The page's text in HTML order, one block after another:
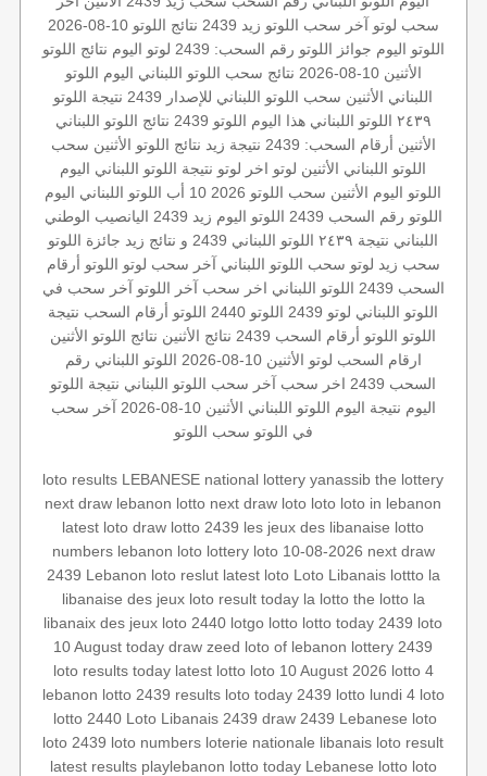
سحب لوتو آخر سحب اللوتو زيد 2439
نتائج اللوتو 10-08-2026
اللوتو اليوم جوائز اللوتو رقم السحب: 2439 لوتو اليوم نتائج اللوتو
الأثنين 10-08-2026
نتائج سحب اللوتو اللبناني اليوم اللوتو
اللبناني الأثنين سحب اللوتو اللبناني للإصدار 2439
نتيجة اللوتو
٢٤٣٩ اللوتو اللبناني هذا اليوم اللوتو 2439
نتائج اللوتو اللبناني
الأثنين أرقام السحب: 2439 نتيجة زيد نتائج اللوتو الأثنين سحب
اللوتو اللبناني الأثنين لوتو اخر لوتو نتيجة اللوتو اللبناني اليوم
اللوتو اليوم الأثنين سحب اللوتو 2026 10 أب
اللوتو اللبناني اليوم
اللوتو رقم السحب 2439
اللوتو اليوم زيد 2439
اليانصيب الوطني
اللبناني نتيجة ٢٤٣٩ اللوتو اللبناني 2439 و نتائج زيد
جائزة اللوتو
سحب زيد لوتو سحب اللوتو اللبناني آخر سحب لوتو اللوتو أرقام
السحب 2439
اللوتو اللبناني اخر سحب آخر اللوتو آخر سحب في
اللوتو اللبناني لوتو 2439 اللوتو 2440 اللوتو أرقام السحب نتيجة
اللوتو اللوتو أرقام السحب 2439 نتائج الأثنين نتائج اللوتو الأثنين
ارقام السحب لوتو الأثنين 10-08-2026
اللوتو اللبناني رقم
السحب 2439
اخر سحب آخر سحب اللوتو اللبناني نتيجة اللوتو
اليوم نتيجة اليوم اللوتو اللبناني الأثنين 10-08-2026
آخر سحب
في اللوتو سحب اللوتو
loto results LEBANESE national lottery yanassib the lottery
next draw lebanon lotto next draw loto loto loto in lebanon
latest loto draw lotto 2439 les jeux des libanaise lotto
numbers lebanon loto lottery loto 10-08-2026 next draw
2439 Lebanon loto reslut latest loto Loto Libanais lottto la
libanaise des jeux loto result today la lotto the lotto la
libanaix des jeux loto 2440 lotgo lotto lotto today 2439 loto
10 August today draw zeed loto of lebanon lottery 2439
loto results today latest lotto loto 10 August 2026 lotto 4
lebanon lotto 2439 results loto today 2439 lotto lundi 4 loto
lotto 2440 Loto Libanais 2439 draw 2439 Lebanese loto
loto 2439 loto numbers loterie nationale libanais loto result
latest results playlebanon lotto today Lebanese lotto loto